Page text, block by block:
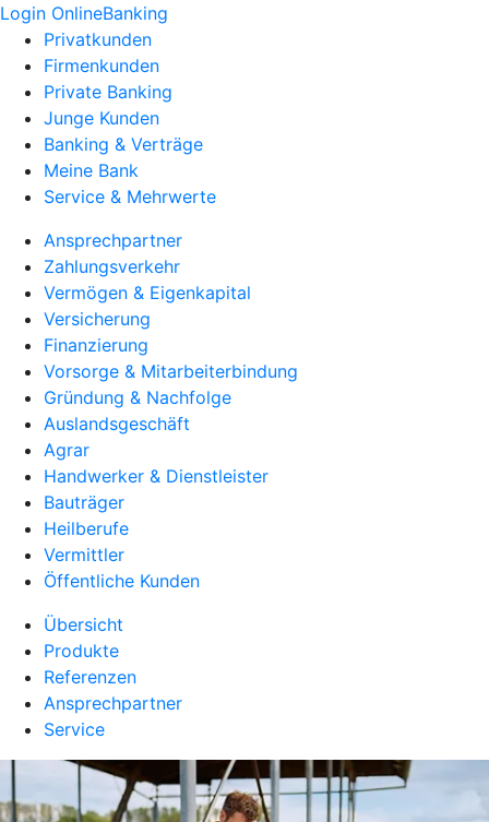
Login OnlineBanking
Privatkunden
Firmenkunden
Private Banking
Junge Kunden
Banking & Verträge
Meine Bank
Service & Mehrwerte
Ansprechpartner
Zahlungsverkehr
Vermögen & Eigenkapital
Versicherung
Finanzierung
Vorsorge & Mitarbeiterbindung
Gründung & Nachfolge
Auslandsgeschäft
Agrar
Handwerker & Dienstleister
Bauträger
Heilberufe
Vermittler
Öffentliche Kunden
Übersicht
Produkte
Referenzen
Ansprechpartner
Service